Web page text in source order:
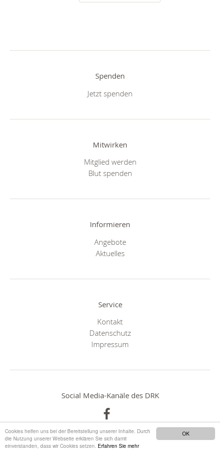
OK
Cookies helfen uns bei der Bereitstellung unserer Inhalte. Durch
die Nutzung unserer Webseite erklären Sie sich damit
einverstanden, dass wir Cookies setzen. Erfahren Sie mehr
Spenden
Jetzt spenden
Mitwirken
Mitglied werden
Blut spenden
Informieren
Angebote
Aktuelles
Service
Kontakt
Datenschutz
Impressum
Social Media-Kanäle des DRK